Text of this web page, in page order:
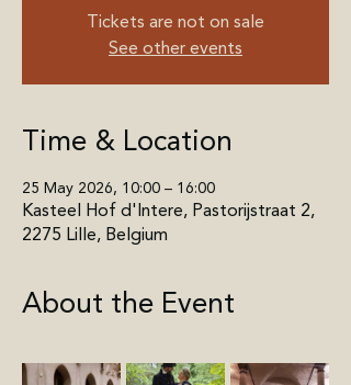
Tickets are not on sale
See other events
Time & Location
25 May 2026, 10:00 – 16:00
Kasteel Hof d'Intere, Pastorijstraat 2,
2275 Lille, Belgium
About the Event